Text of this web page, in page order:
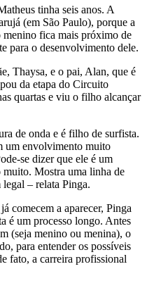
tinha seis anos. A
(em São Paulo), porque a
menino fica mais próximo de
para o desenvolvimento dele.
Thaysa, e o pai, Alan, que é
da etapa do Circuito
quartas e viu o filho alcançar
de onda e é filho de surfista.
um envolvimento muito
se dizer que ele é um
muito. Mostra uma linha de
– relata Pinga.
comecem a aparecer, Pinga
é um processo longo. Antes
(seja menino ou menina), o
para entender os possíveis
fato, a carreira profissional